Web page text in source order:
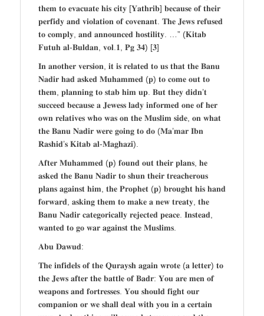
𝐭𝐡𝐞𝐦 𝐭𝐨 𝐞𝐯𝐚𝐜𝐮𝐚𝐭𝐞 𝐡𝐢𝐬 𝐜𝐢𝐭𝐲 [𝐘𝐚𝐭𝐡𝐫𝐢𝐛] 𝐛𝐞𝐜𝐚𝐮𝐬𝐞 𝐨𝐟 𝐭𝐡𝐞𝐢𝐫
𝐩𝐞𝐫𝐟𝐢𝐝𝐲 𝐚𝐧𝐝 𝐯𝐢𝐨𝐥𝐚𝐭𝐢𝐨𝐧 𝐨𝐟 𝐜𝐨𝐯𝐞𝐧𝐚𝐧𝐭. 𝐓𝐡𝐞 𝐉𝐞𝐰𝐬 𝐫𝐞𝐟𝐮𝐬𝐞𝐝
𝐭𝐨 𝐜𝐨𝐦𝐩𝐥𝐲, 𝐚𝐧𝐝 𝐚𝐧𝐧𝐨𝐮𝐧𝐜𝐞𝐝 𝐡𝐨𝐬𝐭𝐢𝐥𝐢𝐭𝐲. …” (𝐊𝐢𝐭𝐚𝐛
𝐅𝐮𝐭𝐮𝐡 𝐚𝐥-𝐁𝐮𝐥𝐝𝐚𝐧, 𝐯𝐨𝐥.𝟏, 𝐏𝐠 𝟑𝟒) [𝟑]
𝐈𝐧 𝐚𝐧𝐨𝐭𝐡𝐞𝐫 𝐯𝐞𝐫𝐬𝐢𝐨𝐧, 𝐢𝐭 𝐢𝐬 𝐫𝐞𝐥𝐚𝐭𝐞𝐝 𝐭𝐨 𝐮𝐬 𝐭𝐡𝐚𝐭 𝐭𝐡𝐞 𝐁𝐚𝐧𝐮
𝐍𝐚𝐝𝐢𝐫 𝐡𝐚𝐝 𝐚𝐬𝐤𝐞𝐝 𝐌𝐮𝐡𝐚𝐦𝐦𝐞𝐝 (𝐩) 𝐭𝐨 𝐜𝐨𝐦𝐞 𝐨𝐮𝐭 𝐭𝐨
𝐭𝐡𝐞𝐦, 𝐩𝐥𝐚𝐧𝐧𝐢𝐧𝐠 𝐭𝐨 𝐬𝐭𝐚𝐛 𝐡𝐢𝐦 𝐮𝐩. 𝐁𝐮𝐭 𝐭𝐡𝐞𝐲 𝐝𝐢𝐝𝐧’𝐭
𝐬𝐮𝐜𝐜𝐞𝐞𝐝 𝐛𝐞𝐜𝐚𝐮𝐬𝐞 𝐚 𝐉𝐞𝐰𝐞𝐬𝐬 𝐥𝐚𝐝𝐲 𝐢𝐧𝐟𝐨𝐫𝐦𝐞𝐝 𝐨𝐧𝐞 𝐨𝐟 𝐡𝐞𝐫
𝐨𝐰𝐧 𝐫𝐞𝐥𝐚𝐭𝐢𝐯𝐞𝐬 𝐰𝐡𝐨 𝐰𝐚𝐬 𝐨𝐧 𝐭𝐡𝐞 𝐌𝐮𝐬𝐥𝐢𝐦 𝐬𝐢𝐝𝐞, 𝐨𝐧 𝐰𝐡𝐚𝐭
𝐭𝐡𝐞 𝐁𝐚𝐧𝐮 𝐍𝐚𝐝𝐢𝐫 𝐰𝐞𝐫𝐞 𝐠𝐨𝐢𝐧𝐠 𝐭𝐨 𝐝𝐨 (𝐌𝐚’𝐦𝐚𝐫 𝐈𝐛𝐧
𝐑𝐚𝐬𝐡𝐢𝐝’𝐬 𝐊𝐢𝐭𝐚𝐛 𝐚𝐥-𝐌𝐚𝐠𝐡𝐚𝐳𝐢).
𝐀𝐟𝐭𝐞𝐫 𝐌𝐮𝐡𝐚𝐦𝐦𝐞𝐝 (𝐩) 𝐟𝐨𝐮𝐧𝐝 𝐨𝐮𝐭 𝐭𝐡𝐞𝐢𝐫 𝐩𝐥𝐚𝐧𝐬, 𝐡𝐞
𝐚𝐬𝐤𝐞𝐝 𝐭𝐡𝐞 𝐁𝐚𝐧𝐮 𝐍𝐚𝐝𝐢𝐫 𝐭𝐨 𝐬𝐡𝐮𝐧 𝐭𝐡𝐞𝐢𝐫 𝐭𝐫𝐞𝐚𝐜𝐡𝐞𝐫𝐨𝐮𝐬
𝐩𝐥𝐚𝐧𝐬 𝐚𝐠𝐚𝐢𝐧𝐬𝐭 𝐡𝐢𝐦, 𝐭𝐡𝐞 𝐏𝐫𝐨𝐩𝐡𝐞𝐭 (𝐩) 𝐛𝐫𝐨𝐮𝐠𝐡𝐭 𝐡𝐢𝐬 𝐡𝐚𝐧𝐝
𝐟𝐨𝐫𝐰𝐚𝐫𝐝, 𝐚𝐬𝐤𝐢𝐧𝐠 𝐭𝐡𝐞𝐦 𝐭𝐨 𝐦𝐚𝐤𝐞 𝐚 𝐧𝐞𝐰 𝐭𝐫𝐞𝐚𝐭𝐲, 𝐭𝐡𝐞
𝐁𝐚𝐧𝐮 𝐍𝐚𝐝𝐢𝐫 𝐜𝐚𝐭𝐞𝐠𝐨𝐫𝐢𝐜𝐚𝐥𝐥𝐲 𝐫𝐞𝐣𝐞𝐜𝐭𝐞𝐝 𝐩𝐞𝐚𝐜𝐞. 𝐈𝐧𝐬𝐭𝐞𝐚𝐝,
𝐰𝐚𝐧𝐭𝐞𝐝 𝐭𝐨 𝐠𝐨 𝐰𝐚𝐫 𝐚𝐠𝐚𝐢𝐧𝐬𝐭 𝐭𝐡𝐞 𝐌𝐮𝐬𝐥𝐢𝐦𝐬.
𝐀𝐛𝐮 𝐃𝐚𝐰𝐮𝐝:
𝐓𝐡𝐞 𝐢𝐧𝐟𝐢𝐝𝐞𝐥𝐬 𝐨𝐟 𝐭𝐡𝐞 𝐐𝐮𝐫𝐚𝐲𝐬𝐡 𝐚𝐠𝐚𝐢𝐧 𝐰𝐫𝐨𝐭𝐞 (𝐚 𝐥𝐞𝐭𝐭𝐞𝐫) 𝐭𝐨
𝐭𝐡𝐞 𝐉𝐞𝐰𝐬 𝐚𝐟𝐭𝐞𝐫 𝐭𝐡𝐞 𝐛𝐚𝐭𝐭𝐥𝐞 𝐨𝐟 𝐁𝐚𝐝𝐫: 𝐘𝐨𝐮 𝐚𝐫𝐞 𝐦𝐞𝐧 𝐨𝐟
𝐰𝐞𝐚𝐩𝐨𝐧𝐬 𝐚𝐧𝐝 𝐟𝐨𝐫𝐭𝐫𝐞𝐬𝐬𝐞𝐬. 𝐘𝐨𝐮 𝐬𝐡𝐨𝐮𝐥𝐝 𝐟𝐢𝐠𝐡𝐭 𝐨𝐮𝐫
𝐜𝐨𝐦𝐩𝐚𝐧𝐢𝐨𝐧 𝐨𝐫 𝐰𝐞 𝐬𝐡𝐚𝐥𝐥 𝐝𝐞𝐚𝐥 𝐰𝐢𝐭𝐡 𝐲𝐨𝐮 𝐢𝐧 𝐚 𝐜𝐞𝐫𝐭𝐚𝐢𝐧